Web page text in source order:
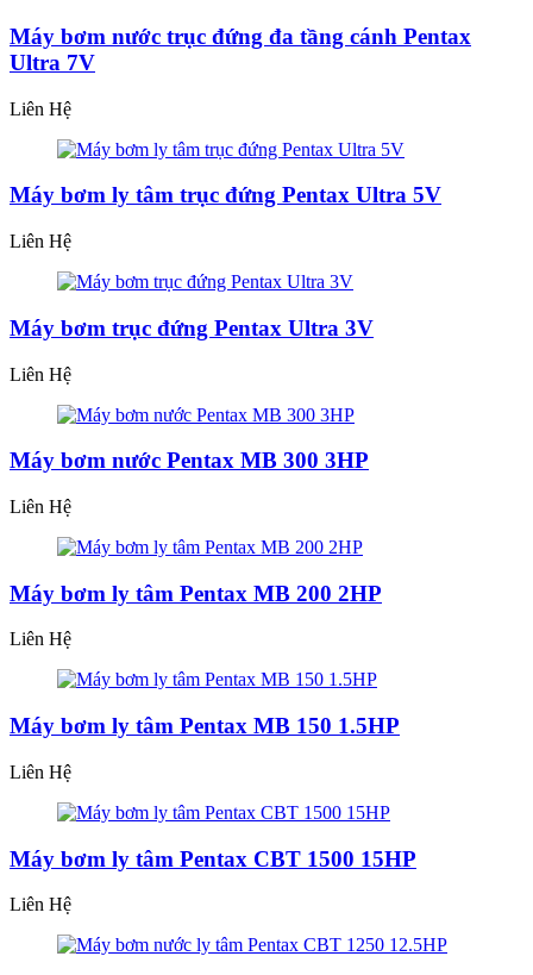
Máy bơm nước trục đứng đa tầng cánh Pentax
Ultra 7V
Liên Hệ
Máy bơm ly tâm trục đứng Pentax Ultra 5V
Liên Hệ
Máy bơm trục đứng Pentax Ultra 3V
Liên Hệ
Máy bơm nước Pentax MB 300 3HP
Liên Hệ
Máy bơm ly tâm Pentax MB 200 2HP
Liên Hệ
Máy bơm ly tâm Pentax MB 150 1.5HP
Liên Hệ
Máy bơm ly tâm Pentax CBT 1500 15HP
Liên Hệ